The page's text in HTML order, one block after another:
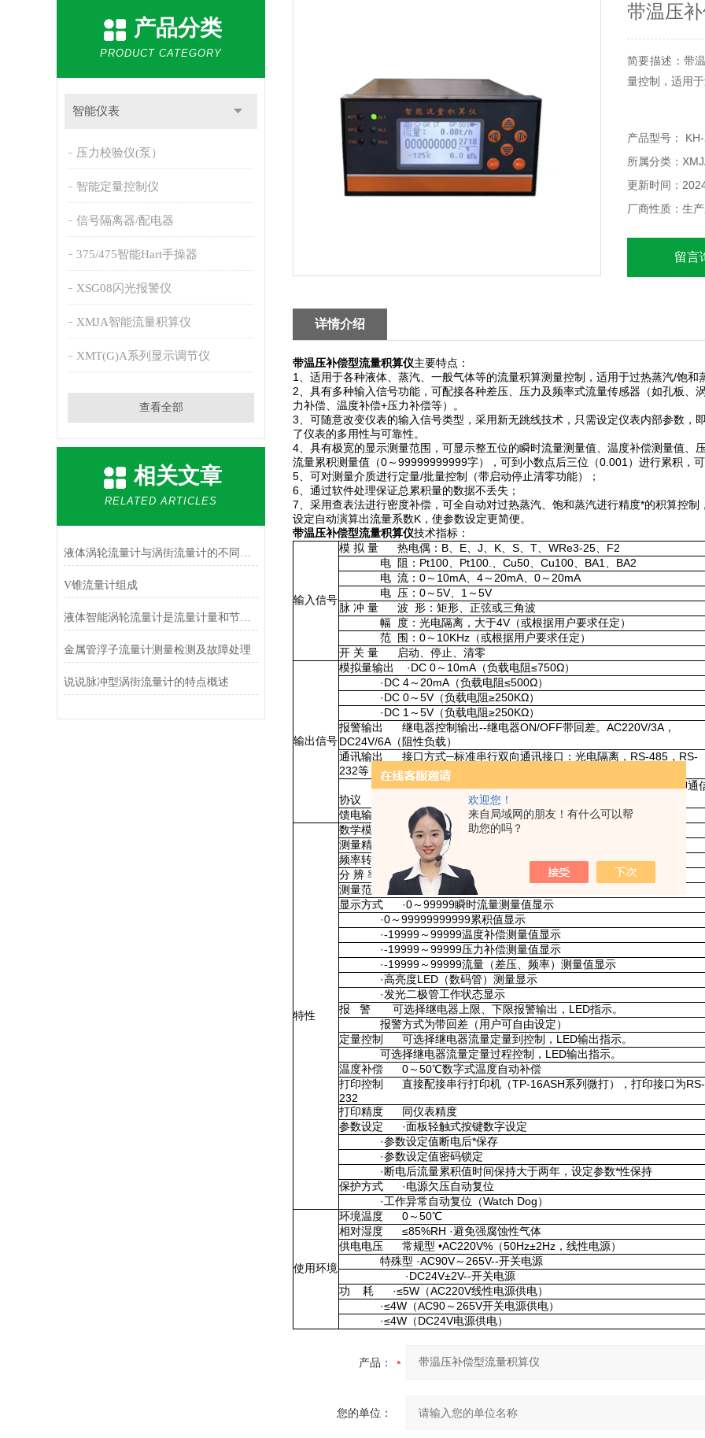
欢迎您！
来自局域网的朋友！有什么可以帮
助您的吗？
产品分类
PRODUCT CATEGORY
智能仪表
压力校验仪(泵）
智能定量控制仪
信号隔离器/配电器
375/475智能Hart手操器
XSG08闪光报警仪
XMJA智能流量积算仪
XMT(G)A系列显示调节仪
查看全部
相关文章
RELATED ARTICLES
液体涡轮流量计与涡街流量计的不同之处
V锥流量计组成
液体智能涡轮流量计是流量计量和节能的理想仪表
金属管浮子流量计测量检测及故障处理
说说脉冲型涡街流量计的特点概述
带温压
简要描述：带
量控制，适用
产品型号：
所属分类：
更新时间：
厂商性质：生
留言
详情介绍
带温压补偿型流量积算仪主要特点：
1、适用于各种液体、蒸汽、一般气体等的流量积算测量控制，适用于过热蒸汽/饱和
2、具有多种输入信号功能，可配接各种差压、压力及频率式流量传感器（如孔板、
力补偿、温度补偿+压力补偿等）。
3、可随意改变仪表的输入信号类型，采用新无跳线技术，只需设定仪表内部参数，
了仪表的多用性与可靠性。
4、具有极宽的显示测量范围，可显示整五位的瞬时流量测量值、温度补偿测量值、
流量累积测量值（0～99999999999字），可到小数点后三位（0.001）进行累积，
5、可对测量介质进行定量/批量控制（带启动停止清零功能）；
6、通过软件处理保证总累积量的数据不丢失；
7、采用查表法进行密度补偿，可全自动对过热蒸汽、饱和蒸汽进行精度*的积算控
设定自动演算出流量系数K，使参数设定更简便。
带温压补偿型流量积算仪技术指标：
输入信号
模 拟 量 热电偶：B、E、J、K、S、T、WRe3-25、F2
电 阻：Pt100、Pt100.、Cu50、Cu100、BA1、BA2
电 流：0～10mA、4～20mA、0～20mA
电 压：0～5V、1～5V
脉 冲 量 波 形：矩形、正弦或三角波
幅 度：光电隔离，大于4V（或根据用户要求任定）
范 围：0～10KHz（或根据用户要求任定）
开 关 量 启动、停止、清零
输出信号
模拟量输出 ·DC 0～10mA（负载电阻≤750Ω）
·DC 4～20mA（负载电阻≤500Ω）
·DC 0～5V（负载电阻≥250KΩ）
·DC 1～5V（负载电阻≥250KΩ）
报警输出 继电器控制输出--继电器ON/OFF带回差。AC220V/3A，
DC24V/6A（阻性负载）
通讯输出 接口方式─标准串行双向通讯接口：光电隔离，RS-485，RS-
232等
波特率─1200～9600bps内部自由设定 采用标准MODBUS RTU通
协议
馈电输出 DC24±1V，负载电流≤30mA
特性
数学模型 参见说明书附录“流量积算控制仪数学模型"
测量精度 ±0.5%FS或±0.2%FS
频率转换精度 ±1脉冲（LMS）一般优于0.2%
分 辨 率 ±1字
测量范围 -19999～99999字
显示方式 ·0～99999瞬时流量测量值显示
·0～99999999999累积值显示
·-19999～99999温度补偿测量值显示
·-19999～99999压力补偿测量值显示
·-19999～99999流量（差压、频率）测量值显示
·高亮度LED（数码管）测量显示
·发光二极管工作状态显示
报 警 可选择继电器上限、下限报警输出，LED指示。
报警方式为带回差（用户可自由设定）
定量控制 可选择继电器流量定量到控制，LED输出指示。
可选择继电器流量定量过程控制，LED输出指示。
温度补偿 0～50℃数字式温度自动补偿
打印控制 直接配接串行打印机（TP-16ASH系列微打），打印接口为RS-
232
打印精度 同仪表精度
参数设定 ·面板轻触式按键数字设定
·参数设定值断电后*保存
·参数设定值密码锁定
·断电后流量累积值时间保持大于两年，设定参数*性保持
保护方式 ·电源欠压自动复位
·工作异常自动复位（Watch Dog）
使用环境
环境温度 0～50℃
相对湿度 ≤85%RH ·避免强腐蚀性气体
供电电压 常规型 •AC220V%（50Hz±2Hz，线性电源）
特殊型 ·AC90V～265V--开关电源
·DC24V±2V--开关电源
功 耗 ·≤5W（AC220V线性电源供电）
·≤4W（AC90～265V开关电源供电）
·≤4W（DC24V电源供电）
产品：
您的单位：